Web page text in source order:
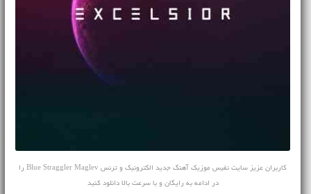
کاربران عزیز سایت نفیس موزیک آهنگ جدید
الکترونیک و ترنس Blue Straggler Maglev را
در ادامه به رایگان و با سرعت بالا دانلود کنید